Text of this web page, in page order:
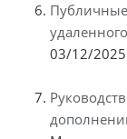
03/12/2025